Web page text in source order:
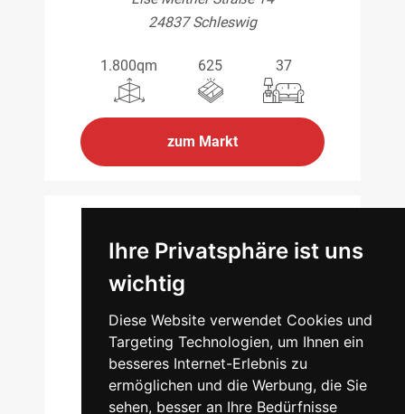
Ihre Privatsphäre ist uns
wichtig
Diese Website verwendet Cookies und
Targeting Technologien, um Ihnen ein
besseres Internet-Erlebnis zu
ermöglichen und die Werbung, die Sie
sehen, besser an Ihre Bedürfnisse
24837 Schleswig
1.800qm 625 37
zum Markt
HAMBURG
22761 Hamburg
7.500qm 3000 173